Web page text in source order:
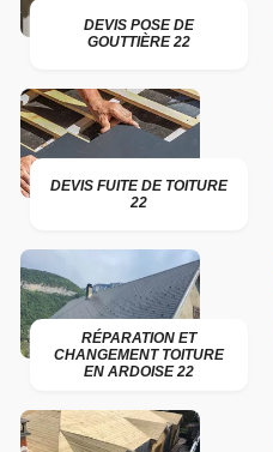
DEVIS POSE DE
GOUTTIÈRE 22
DEVIS FUITE DE TOITURE
22
RÉPARATION ET
CHANGEMENT TOITURE
EN ARDOISE 22